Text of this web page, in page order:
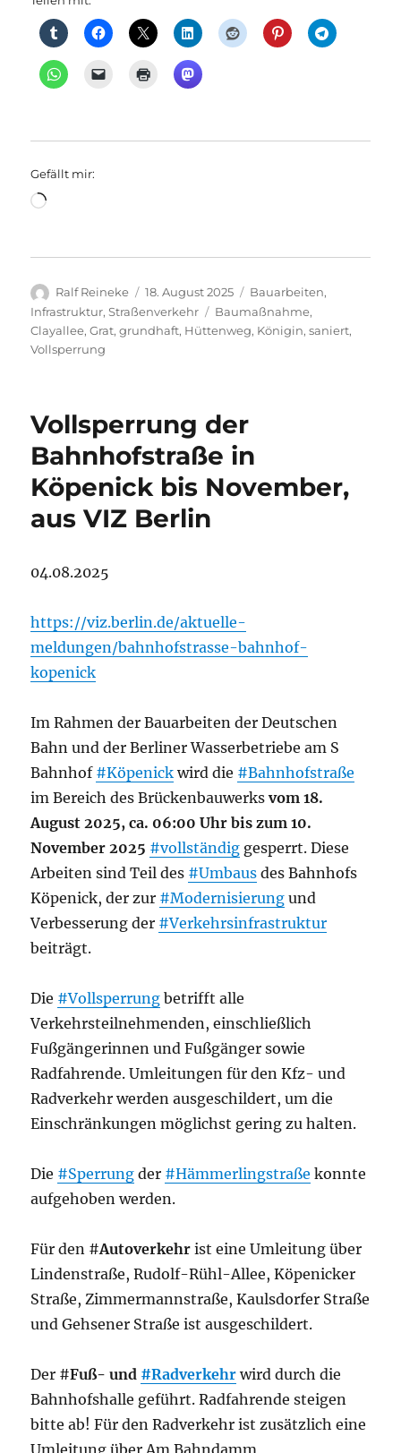
Gefällt mir:
Wird
Autor
Ralf Reineke
Veröffentlicht
am
18. August 2025 Kategorien
Bauarbeiten,
Infrastruktur,Straßenverkehr Schlagwörter
Baumaßnahme,
Clayallee,Grat,grundhaft, Hüttenweg, Königin,saniert,
Vollsperrung
Vollsperrung der
Bahnhofstraße in
Köpenick bis November,
aus VIZ Berlin
04.08.2025
https://viz.berlin.de/aktuelle-
meldungen/bahnhofstrasse-bahnhof-
kopenick
Im Rahmen der Bauarbeiten der Deutschen
Bahn und der Berliner Wasserbetriebe am S
Bahnhof #Köpenick wird die #Bahnhofstraße
im Bereich des Brückenbauwerksvom 18.
August 2025, ca. 06:00 Uhr bis zum 10.
November 2025 #vollständig gesperrt. Diese
Arbeiten sind Teil des #Umbaus des Bahnhofs
Köpenick, der zur #Modernisierung und
Verbesserung der #Verkehrsinfrastruktur
beiträgt.
Die #Vollsperrung betrifft alle
Verkehrsteilnehmenden, einschließlich
Fußgängerinnen und Fußgänger sowie
Radfahrende. Umleitungen für den Kfz- und
Radverkehr werden ausgeschildert, um die
Einschränkungen möglichst gering zu halten.
Die #Sperrung der #Hämmerlingstraße konnte
aufgehoben werden.
Für den #Autoverkehrist eine Umleitung über
Lindenstraße, Rudolf-Rühl-Allee, Köpenicker
Straße, Zimmermannstraße, Kaulsdorfer Straße
und Gehsener Straße ist ausgeschildert.
Der #Fuß- und #Radverkehr wird durch die
Bahnhofshalle geführt. Radfahrende steigen
bitte ab! Für den Radverkehr ist zusätzlich eine
Umleitung über Am Bahndamm,